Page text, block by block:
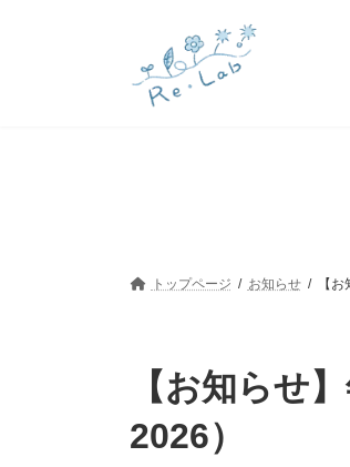
トップページ お知らせ 【
【お知らせ
2026）